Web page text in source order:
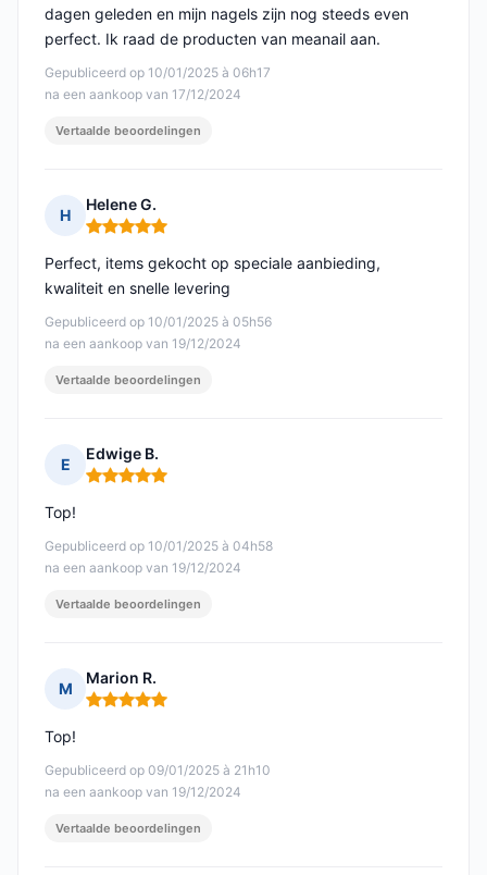
Gepubliceerd op 10/01/2025 à 06h17
na een aankoop van 17/12/2024
dagen geleden en mijn nagels zijn nog steeds even
perfect. Ik raad de producten van meanail aan.
Vertaalde beoordelingen
H
Helene G.
Opmerking: 5 van 5
Gepubliceerd op 10/01/2025 à 05h56
na een aankoop van 19/12/2024
Perfect, items gekocht op speciale aanbieding,
kwaliteit en snelle levering
Vertaalde beoordelingen
E
Edwige B.
Opmerking: 5 van 5
Gepubliceerd op 10/01/2025 à 04h58
na een aankoop van 19/12/2024
Top!
Vertaalde beoordelingen
M
Marion R.
Opmerking: 5 van 5
Gepubliceerd op 09/01/2025 à 21h10
na een aankoop van 19/12/2024
Top!
Vertaalde beoordelingen